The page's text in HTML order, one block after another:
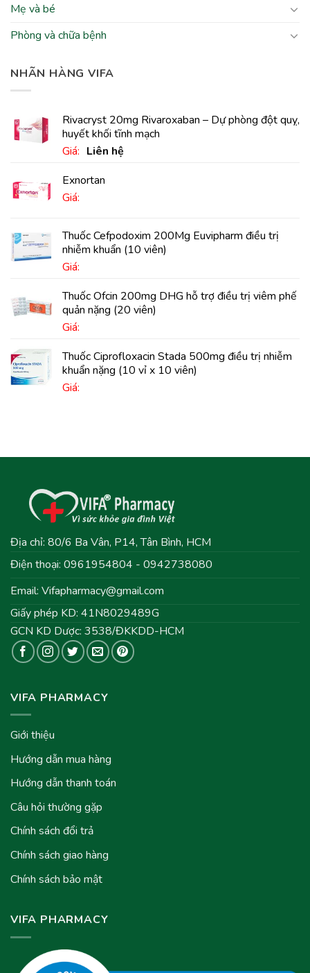
Mẹ và bé
Phòng và chữa bệnh
NHÃN HÀNG VIFA
Rivacryst 20mg Rivaroxaban – Dự phòng đột quỵ,
huyết khối tĩnh mạch
Giá: Liên hệ
Exnortan
Giá:
Thuốc Cefpodoxim 200Mg Euvipharm điều trị
nhiễm khuẩn (10 viên)
Giá:
Thuốc Ofcin 200mg DHG hỗ trợ điều trị viêm phế
quản nặng (20 viên)
Giá:
Thuốc Ciprofloxacin Stada 500mg điều trị nhiễm
khuẩn nặng (10 vỉ x 10 viên)
Giá:
Địa chỉ: 80/6 Ba Vân, P14, Tân Bình, HCM
Điện thoại: 0961954804 - 0942738080
Email: Vifapharmacy@gmail.com
Giấy phép KD: 41N8029489G
GCN KD Dược: 3538/ĐKKDD-HCM
VIFA PHARMACY
Giới thiệu
Hướng dẫn mua hàng
Hướng dẫn thanh toán
Câu hỏi thường gặp
Chính sách đổi trả
Chính sách giao hàng
Chính sách bảo mật
VIFA PHARMACY